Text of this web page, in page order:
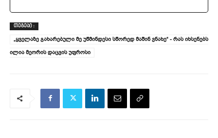
ᲗᲔᲒᲔᲑᲘ :
„ყველაზე გახარებული მე უწმინდესი სწორედ მაშინ ვნახე“ - რას იხსენებს
ილია მეორის დაცვის უფროსი